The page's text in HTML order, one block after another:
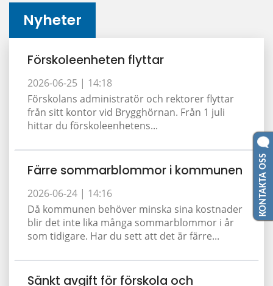
Nyheter
Förskoleenheten flyttar
2026-06-25 | 14:18
Förskolans administratör och rektorer flyttar
från sitt kontor vid Brygghörnan. Från 1 juli
hittar du förskoleenhetens...
Färre sommarblommor i kommunen
2026-06-24 | 14:16
Då kommunen behöver minska sina kostnader
blir det inte lika många sommarblommor i år
som tidigare. Har du sett att det är färre...
Sänkt avgift för förskola och
KONTAKTA OSS